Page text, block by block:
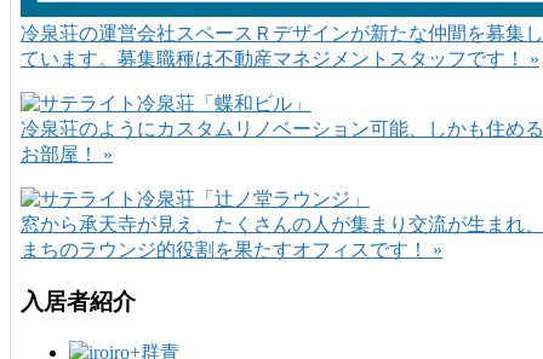
冷泉荘の運営会社スペースＲデザインが新たな仲間を募集し
ています。募集職種は不動産マネジメントスタッフです！ »
冷泉荘のようにカスタムリノベーション可能、しかも住める
お部屋！ »
窓から承天寺が見え、たくさんの人が集まり交流が生まれ、
まちのラウンジ的役割を果たすオフィスです！ »
入居者紹介